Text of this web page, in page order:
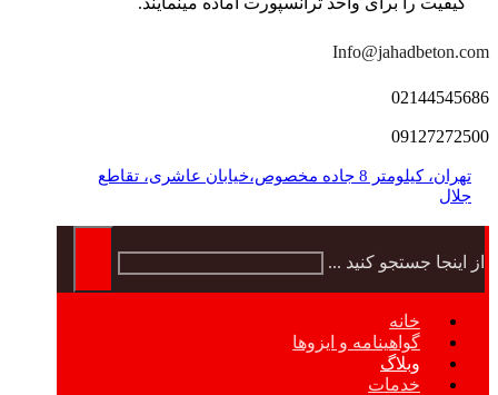
Info@jahadbeton.com
02144545686
09127272500
تهران، کیلومتر 8 جاده مخصوص،خیابان عاشری، تقاطع
جلال
از اینجا جستجو کنید ...
خانه
گواهینامه و ایزوها
وبلاگ
خدمات